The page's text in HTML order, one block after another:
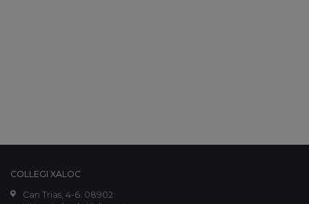
COL·LEGI XALOC
Can Trias, 4-6. 08902